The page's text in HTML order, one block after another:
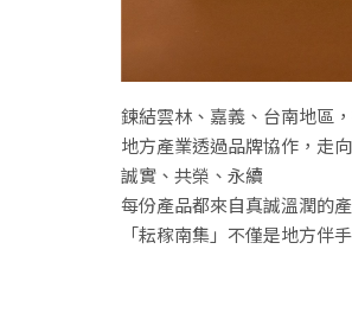
鍊結雲林、嘉義、台南地區
地方產業透過品牌協作，走
誠實、共榮、永續
每份產品都來自真誠溫潤的
「耘稼南集」不僅是地方伴